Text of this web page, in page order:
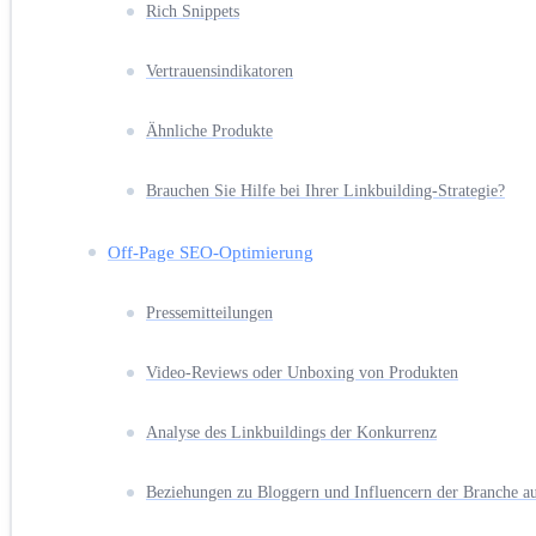
Rich Snippets
Vertrauensindikatoren
Ähnliche Produkte
Brauchen Sie Hilfe bei Ihrer Linkbuilding-Strategie?
Off-Page SEO-Optimierung
Pressemitteilungen
Video-Reviews oder Unboxing von Produkten
Analyse des Linkbuildings der Konkurrenz
Beziehungen zu Bloggern und Influencern der Branche